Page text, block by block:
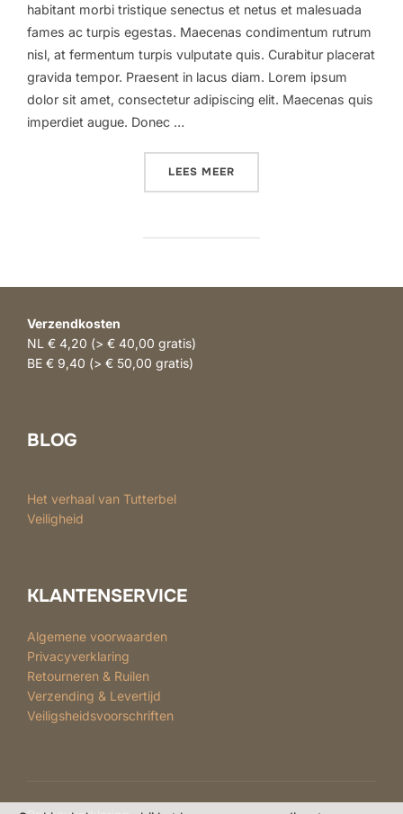
habitant morbi tristique senectus et netus et malesuada
fames ac turpis egestas. Maecenas condimentum rutrum
nisl, at fermentum turpis vulputate quis. Curabitur placerat
gravida tempor. Praesent in lacus diam. Lorem ipsum
dolor sit amet, consectetur adipiscing elit. Maecenas quis
imperdiet augue. Donec …
LEES MEER
Verzendkosten
NL € 4,20 (> € 40,00 gratis)
BE € 9,40 (> € 50,00 gratis)
BLOG
Het verhaal van Tutterbel
Veiligheid
KLANTENSERVICE
Algemene voorwaarden
Privacyverklaring
Retourneren & Ruilen
Verzending & Levertijd
Veiligsheidsvoorschriften